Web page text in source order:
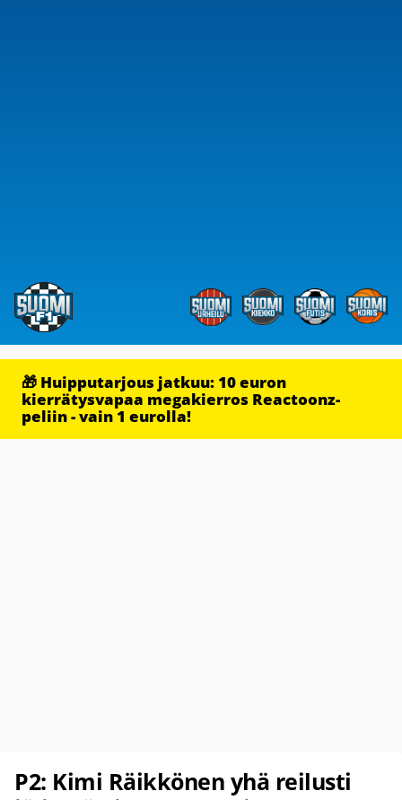
🎁 Huipputarjous jatkuu: 10 euron
kierrätysvapaa megakierros Reactoonz-
peliin - vain 1 eurolla!
P2: Kimi Räikkönen yhä reilusti